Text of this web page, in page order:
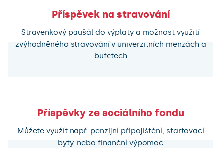
Příspěvek na stravování
Stravenkový paušál do výplaty a možnost využití
zvýhodněného stravování v univerzitních menzách a
bufetech
Příspěvky ze sociálního fondu
Můžete využít např. penzijní připojištění, startovací
byty, nebo finanční výpomoc